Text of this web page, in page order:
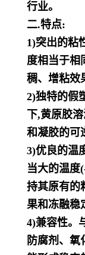
行业。
二.特点:
1)突出的粘
度相当于相
稠、增粘效
2)独特的假
下,黄原胶
和凝胶的可
3)优良的温
当大的温度
持其原有的
果和冻融稳
4)兼容性。
防腐剂、氧